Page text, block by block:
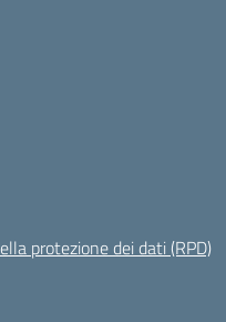
protezione dei dati (RPD)